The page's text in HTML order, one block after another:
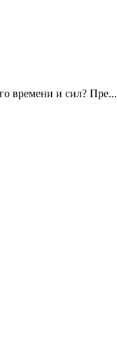
времени и сил? Пре...